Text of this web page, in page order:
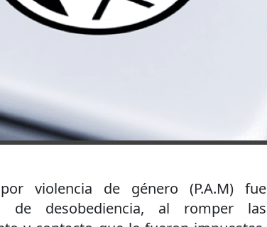
violencia de género (P.A.M) fue
desobediencia, al romper las